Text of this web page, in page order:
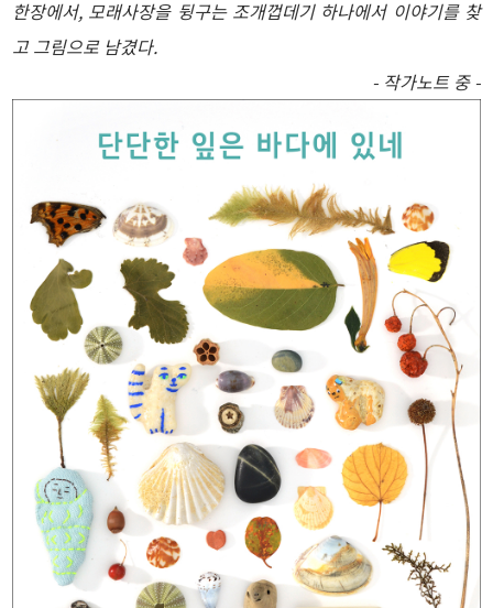
한장에서, 모래사장을 뒹구는 조개껍데기 하나에서 이야기를 찾
고 그림으로 남겼다.
- 작가노트 중 -